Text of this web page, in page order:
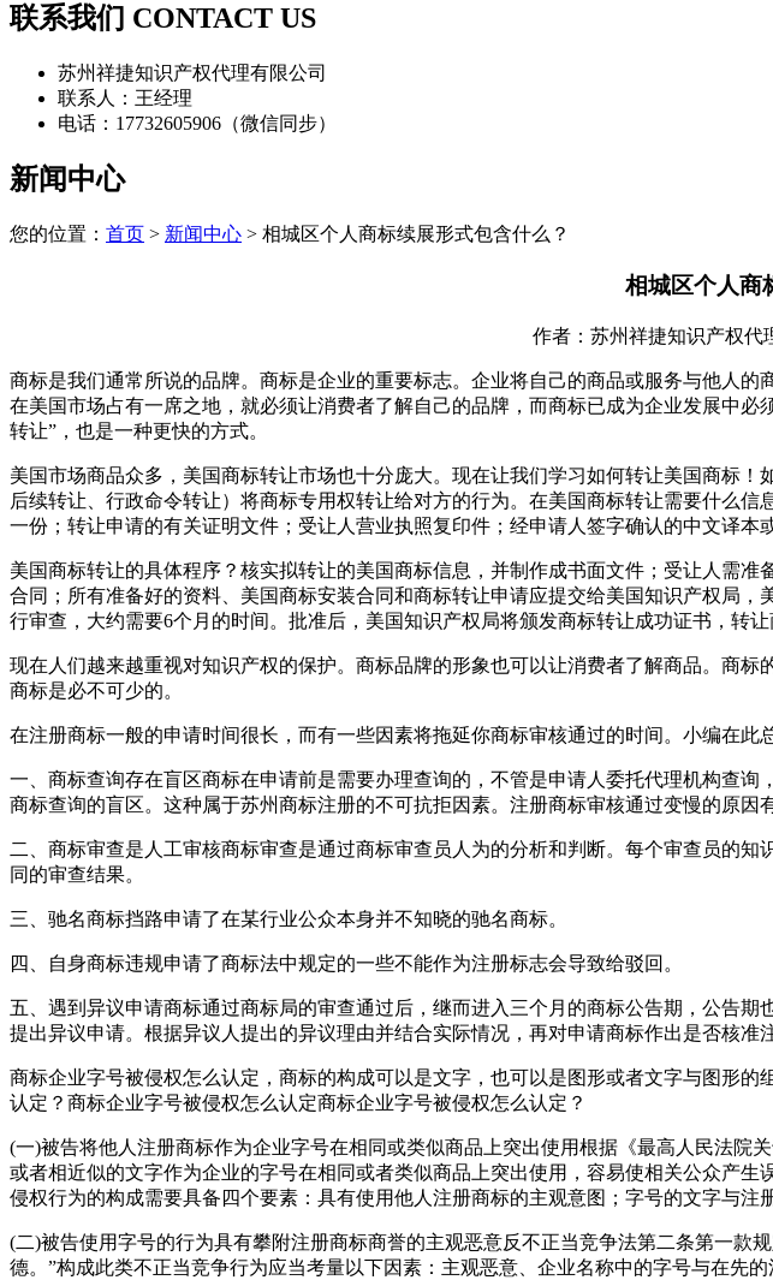
联系我们 CONTACT US
苏州祥捷知识产权代理有限公司
联系人：王经理
电话：17732605906（微信同步）
新闻中心
您的位置： 首页 > 新闻中心 > 相城区个人商标续展形式包含什么？
相城区个人商
作者：苏州祥捷知识产权代
商标是我们通常所说的品牌。商标是企业的重要标志。企业将自己的商品或服务与他人
在美国市场占有一席之地，就必须让消费者了解自己的品牌，而商标已成为企业发展中
转让”，也是一种更快的方式。
美国市场商品众多，美国商标转让市场也十分庞大。现在让我们学习如何转让美国商标！
后续转让、行政命令转让）将商标专用权转让给对方的行为。在美国商标转让需要什么
一份；转让申请的有关证明文件；受让人营业执照复印件；经申请人签字确认的中文译本
美国商标转让的具体程序？核实拟转让的美国商标信息，并制作成书面文件；受让人需
合同；所有准备好的资料、美国商标安装合同和商标转让申请应提交给美国知识产权局
行审查，大约需要6个月的时间。批准后，美国知识产权局将颁发商标转让成功证书，转
现在人们越来越重视对知识产权的保护。商标品牌的形象也可以让消费者了解商品。商
商标是必不可少的。
在注册商标一般的申请时间很长，而有一些因素将拖延你商标审核通过的时间。小编在此
一、商标查询存在盲区商标在申请前是需要办理查询的，不管是申请人委托代理机构查
商标查询的盲区。这种属于苏州商标注册的不可抗拒因素。注册商标审核通过变慢的原因
二、商标审查是人工审核商标审查是通过商标审查员人为的分析和判断。每个审查员的
同的审查结果。
三、驰名商标挡路申请了在某行业公众本身并不知晓的驰名商标。
四、自身商标违规申请了商标法中规定的一些不能作为注册标志会导致给驳回。
五、遇到异议申请商标通过商标局的审查通过后，继而进入三个月的商标公告期，公告
提出异议申请。根据异议人提出的异议理由并结合实际情况，再对申请商标作出是否核准
商标企业字号被侵权怎么认定，商标的构成可以是文字，也可以是图形或者文字与图形
认定？商标企业字号被侵权怎么认定商标企业字号被侵权怎么认定？
(一)被告将他人注册商标作为企业字号在相同或类似商品上突出使用根据《最高人民法院
或者相近似的文字作为企业的字号在相同或者类似商品上突出使用，容易使相关公众产
侵权行为的构成需要具备四个要素：具有使用他人注册商标的主观意图；字号的文字与
(二)被告使用字号的行为具有攀附注册商标商誉的主观恶意反不正当竞争法第二条第一款
德。”构成此类不正当竞争行为应当考量以下因素：主观恶意、企业名称中的字号与在先